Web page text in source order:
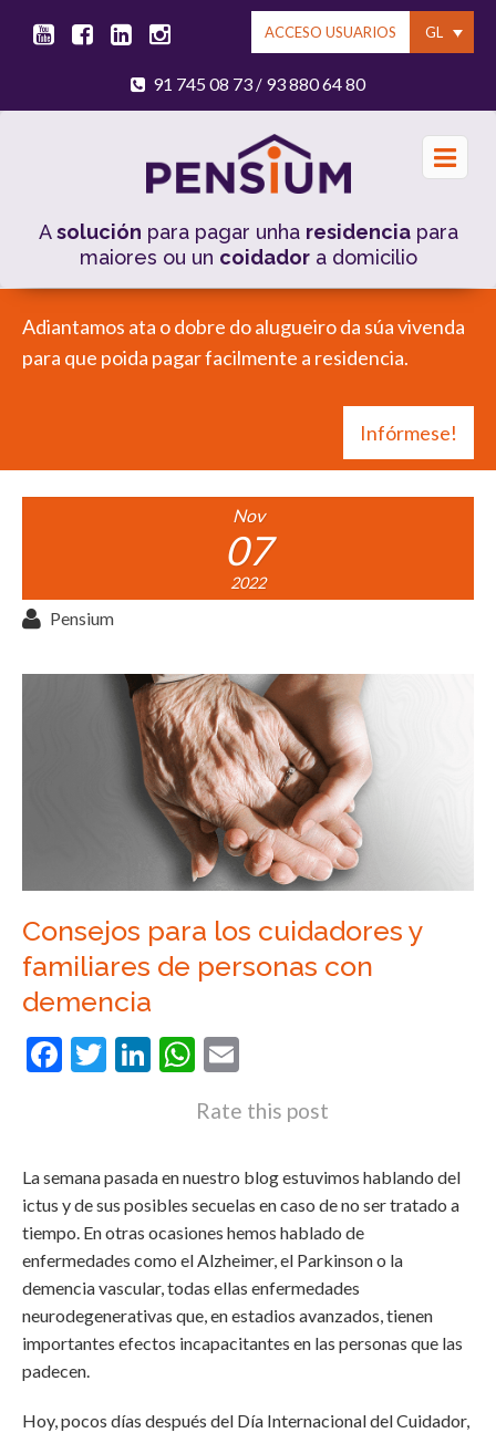
GL
ACCESO USUARIOS
91 745 08 73/ 93 880 64 80
Asolución para pagar unha residenciapara
maiores ou un coidadora domicilio
Adiantamos ata o dobre do alugueiro da súa vivenda
para que poida pagar facilmente a residencia.
Infórmese!
Nov
07
2022
Pensium
Consejos para los cuidadores y
familiares de personas con
demencia
Facebook
Twitter
LinkedIn
WhatsApp
Rate this post
La semana pasada en nuestro blog estuvimos hablando del
ictus y de sus posibles secuelas en caso de no ser tratado a
tiempo. En otras ocasiones hemos hablado de
enfermedades como el Alzheimer, el Parkinson o la
demencia vascular, todas ellas enfermedades
neurodegenerativas que, en estadios avanzados, tienen
importantes efectos incapacitantes en las personas que las
padecen.
Hoy, pocos días después del Día Internacional del Cuidador,